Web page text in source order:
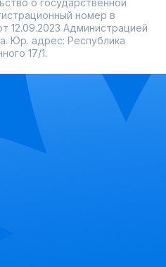
о государственной
номер в
12.09.2023 Администрацией
Юр. адрес: Республика
17/1.